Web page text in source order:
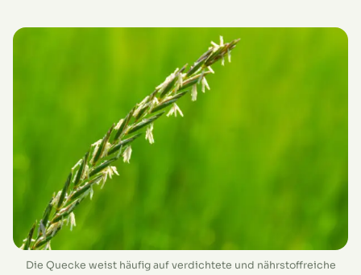
Die Quecke weist häufig auf verdichtete und nährstoffreiche